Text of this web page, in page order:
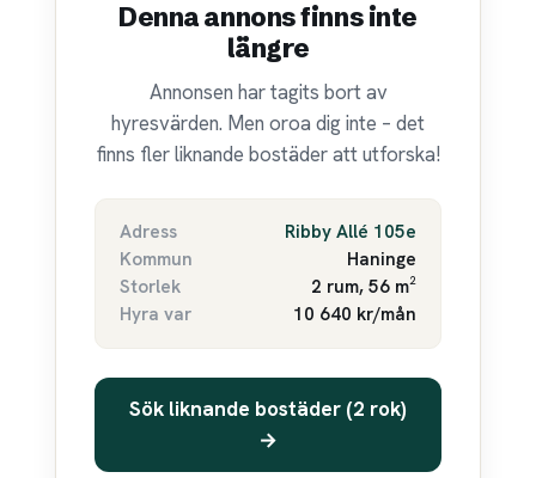
Denna annons finns inte
längre
Annonsen har tagits bort av
hyresvärden. Men oroa dig inte – det
finns fler liknande bostäder att utforska!
Adress
Ribby Allé 105e
Kommun
Haninge
Storlek
2 rum, 56 m²
Hyra var
10 640 kr/mån
Sök liknande bostäder (2 rok)
→